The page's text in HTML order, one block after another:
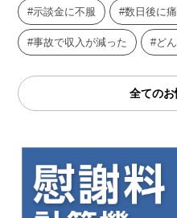
示談金に不服 数日後に
事故で収入が減った ど
全ての